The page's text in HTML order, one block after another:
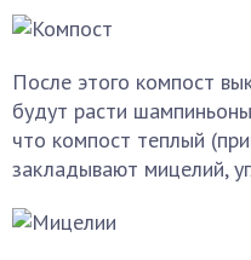
После этого компост
будут расти
что компост теплый
закладывают мицелий,